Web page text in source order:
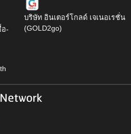
-
บริษัท อินเตอร์โกลด์ เจเนอเรชั่น
(GOLD2go)